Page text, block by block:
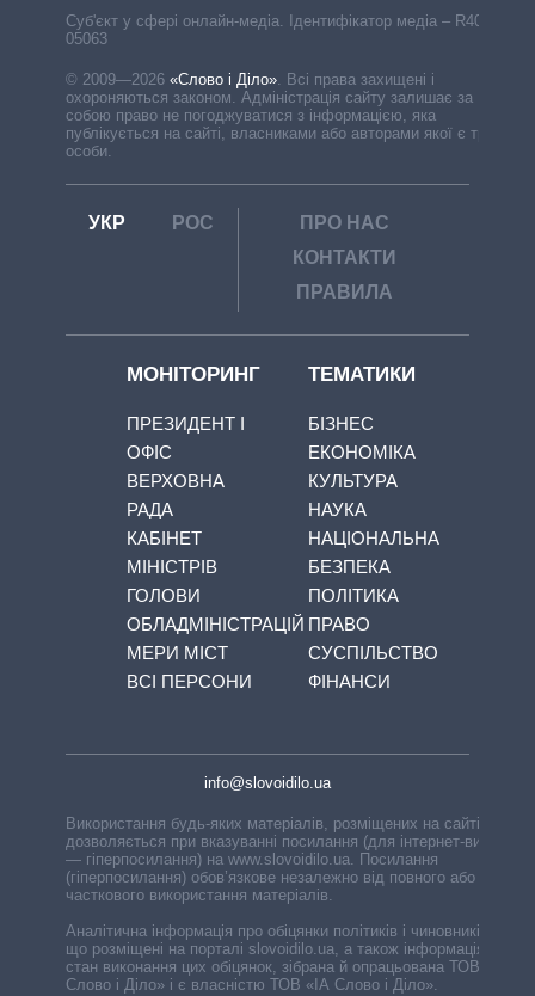
Cуб'єкт у сфері онлайн-медіа. Ідентифікатор медіа – R40-
05063
© 2009—2026 «Слово і Діло». Всі права захищені і
охороняються законом. Адміністрація сайту залишає за
собою право не погоджуватися з інформацією, яка
публікується на сайті, власниками або авторами якої є треті
особи.
УКР РОС
ПРО НАС
КОНТАКТИ
ПРАВИЛА
МОНІТОРИНГ
ПРЕЗИДЕНТ І
ОФІС
ВЕРХОВНА
РАДА
КАБІНЕТ
МІНІСТРІВ
ГОЛОВИ
ОБЛАДМІНІСТРАЦІЙ
МЕРИ МІСТ
ВСІ ПЕРСОНИ
ТЕМАТИКИ
БІЗНЕС
ЕКОНОМІКА
КУЛЬТУРА
НАУКА
НАЦІОНАЛЬНА
БЕЗПЕКА
ПОЛІТИКА
ПРАВО
СУСПІЛЬСТВО
ФІНАНСИ
info@slovoidilo.ua
Використання будь-яких матеріалів, розміщених на сайті,
дозволяється при вказуванні посилання (для інтернет-видань
— гіперпосилання) на www.slovoidilo.ua. Посилання
(гіперпосилання) обов’язкове незалежно від повного або
часткового використання матеріалів.
Аналітична інформація про обіцянки політиків і чиновників,
що розміщені на порталі slovoidilo.ua, а також інформація про
стан виконання цих обіцянок, зібрана й опрацьована ТОВ «ІА
Слово і Діло» і є власністю ТОВ «ІА Слово і Діло».